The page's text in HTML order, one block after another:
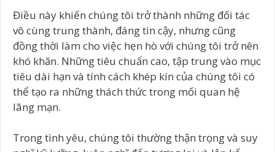
Điều này khiến chúng tôi trở thành những đối tác
vô cùng trung thành, đáng tin cậy, nhưng cũng
đồng thời làm cho việc hẹn hò với chúng tôi trở nên
khó khăn. Những tiêu chuẩn cao, tập trung vào mục
tiêu dài hạn và tính cách khép kín của chúng tôi có
thể tạo ra những thách thức trong mối quan hệ
lãng mạn.
Trong tình yêu, chúng tôi thường thận trọng và suy